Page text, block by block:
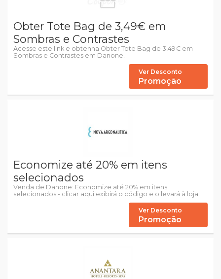
Obter Tote Bag de 3,49€ em
Sombras e Contrastes
Acesse este link e obtenha Obter Tote Bag de 3,49€ em
Sombras e Contrastes em Danone.
Ver Desconto
Promoção
Economize até 20% em itens
selecionados
Venda de Danone: Economize até 20% em itens
selecionados - clicar aqui exibirá o código e o levará à loja.
Ver Desconto
Promoção